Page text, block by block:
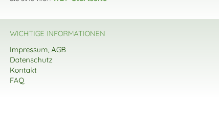
WICHTIGE INFORMATIONEN
Impressum, AGB
Datenschutz
Kontakt
FAQ